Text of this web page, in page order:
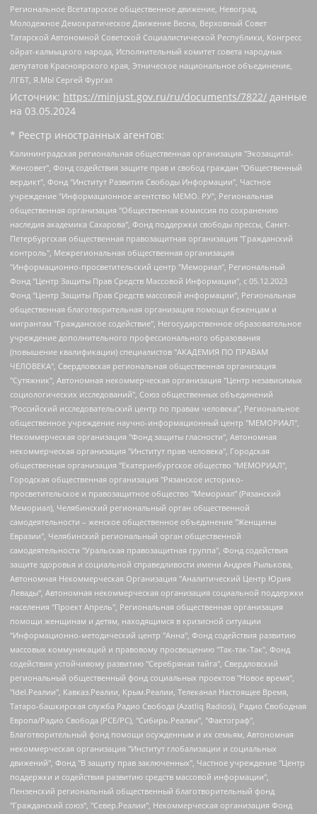
Региональное Всетатарское общественное движение, Невоград,
Молодежное Демократическое Движение Весна, Верховный Совет
Татарской Автономной Советской Социалистической Республики, Конгресс
ойрат-калмыцкого народа, Исполнительный комитет совета народных
депутатов Красноярского края, Этническое национальное объединение,
ЛГБТ, Я.МЫ Сергей Фургал
Источник: https://minjust.gov.ru/ru/documents/7822/ данные
на 03.05.2024
* Реестр иностранных агентов:
Калининградская региональная общественная организация "Экозащита!-Женсовет", Фонд содействия защите прав и свобод граждан "Общественный вердикт", Фонд "Институт Развития Свободы Информации", Частное учреждение "Информационное агентство МЕМО. РУ", Региональная общественная организация "Общественная комиссия по сохранению наследия академика Сахарова", Фонд поддержки свободы прессы, Санкт-Петербургская общественная правозащитная организация "Гражданский контроль", Межрегиональная общественная организация "Информационно-просветительский центр "Мемориал", Региональный Фонд "Центр Защиты Прав Средств Массовой Информации", с 05.12.2023 Фонд "Центр Защиты Прав Средств массовой информации", Региональная общественная благотворительная организация помощи беженцам и мигрантам "Гражданское содействие", Негосударственное образовательное учреждение дополнительного профессионального образования (повышение квалификации) специалистов "АКАДЕМИЯ ПО ПРАВАМ ЧЕЛОВЕКА", Свердловская региональная общественная организация "Сутяжник", Автономная некоммерческая организация "Центр независимых социологических исследований", Союз общественных объединений "Российский исследовательский центр по правам человека", Региональное общественное учреждение научно-информационный центр "МЕМОРИАЛ", Некоммерческая организация "Фонд защиты гласности", Автономная некоммерческая организация "Институт прав человека", Городская общественная организация "Екатеринбургское общество "МЕМОРИАЛ", Городская общественная организация "Рязанское историко-просветительское и правозащитное общество "Мемориал" (Рязанский Мемориал), Челябинский региональный орган общественной самодеятельности – женское общественное объединение "Женщины Евразии", Челябинский региональный орган общественной самодеятельности "Уральская правозащитная группа", Фонд содействия защите здоровья и социальной справедливости имени Андрея Рылькова, Автономная Некоммерческая Организация "Аналитический Центр Юрия Левады", Автономная некоммерческая организация социальной поддержки населения "Проект Апрель", Региональная общественная организация помощи женщинам и детям, находящимся в кризисной ситуации "Информационно-методический центр "Анна", Фонд содействия развитию массовых коммуникаций и правовому просвещению "Так-так-Так", Фонд содействия устойчивому развитию "Серебряная тайга", Свердловский региональный общественный фонд социальных проектов "Новое время", "Idel.Реалии", Кавказ.Реалии, Крым.Реалии, Телеканал Настоящее Время, Татаро-башкирская служба Радио Свобода (Azatliq Radiosi), Радио Свободная Европа/Радио Свобода (PCE/PC), "Сибирь.Реалии", "Фактограф", Благотворительный фонд помощи осужденным и их семьям, Автономная некоммерческая организация "Институт глобализации и социальных движений", Фонд "В защиту прав заключенных", Частное учреждение "Центр поддержки и содействия развитию средств массовой информации", Пензенский региональный общественный благотворительный фонд "Гражданский союз", "Север.Реалии", Некоммерческая организация Фонд "Правовая инициатива", Общество с ограниченной ответственностью "Радио Свободная Европа/Радио Свобода", Чешское информационное агентство "MEDIUM-ORIENT", Красноярская региональная общественная организация "Мы против СПИДа", Камалягин Денис Николаевич, Маркелов Сергей Евгеньевич, Пономарев Лев Александрович, Савицкая Людмила Алексеевна, Автономная некоммерческая организация "Центр по работе с проблемой насилия "НАСИЛИЮ.НЕТ", Межрегиональный профессиональный союз работников здравоохранения "Альянс врачей", Юридическое лицо, зарегистрированное в Латвийской Республике, SIA "Medusa Project" (регистрационный номер 40103797863, дата регистрации 10.06.2014), Некоммерческая организация "Фонд по борьбе с коррупцией", Автономная некоммерческая организация "Институт права и публичной политики", Баданин Роман Сергеевич, Гликин Максим Александрович, Железнова Мария Михайловна, Лукьянова Юлия Сергеевна, Маетная Елизавета Витальевна, Маняхин Петр Борисович, Чуракова Ольга Владимировна, Ярош Юлия Петровна, Юридическое лицо "The Insider SIA", зарегистрированное в Риге, Латвийская Республика (дата регистрации 26.06.2015), являющееся администратором доменного имени интернет-издания "The Insider SIA", https://theins.ru, Постернак Алексей Евгеньевич, Рубин Михаил Аркадьевич, Анин Роман Александрович, Юридическое лицо Istories fonds, зарегистрированное в Латвийской Республике (регистрационный номер 50008295751, дата регистрации 24.02.2020), Великовский Дмитрий Александрович, Долинина Ирина Николаевна, Мароховская Алеся Алексеевна, Шлейнов Роман Юрьевич, Шмагун Олеся Валентиновна, Общество с ограниченной ответственностью "Альтаир 2021", Общество с ограниченной ответственностью "Вега 2021", Общество с ограниченной ответственностью "Главный редактор 2021", Общество с ограниченной ответственностью "Ромашки монолит", Важенков Артем Валерьевич, Ивановская областная общественная организация "Центр гендерных исследований", Гурман Юрий Альбертович, Медиапроект "ОВД-Инфо", Егоров Владимир Владимирович, Жилинский Владимир Александрович, Общество с ограниченной ответственностью "ЗП", Иванова София Юрьевна, Карезина Инна Павловна, Кильтау Екатерина Викторовна, Петров Алексей Викторович, Пискунов Сергей Евгеньевич, Смирнов Сергей Сергеевич, Тихонов Михаил Сергеевич, Общество с ограниченной ответственностью "ЖУРНАЛИСТ-ИНОСТРАННЫЙ АГЕНТ", Арапова Галина Юрьевна, Вольтская Татьяна Анатольевна, Американская компания "Mason G.E.S. Anonymous Foundation" (США), являющаяся владельцем интернет-издания https://mnews.world/, Компания "Stichting Bellingcat", зарегистрированная в Нидерландах (дата регистрации 11.07.2018), Захаров Андрей Вячеславович, Клепиковская Екатерина Дмитриевна, Общество с ограниченной ответственностью "МЕМО", Перл Роман Александрович, Симонов Евгений Алексеевич, Соловьева Елена Анатольевна, Сотников Даниил Владимирович, Сурначева Елизавета Дмитриевна, Автономная некоммерческая организация по защите прав человека и информированию населения "Якутия – Наше Мнение", Общество с ограниченной ответственностью "Москоу диджитал медиа", с 26.01.2023 Общество с ограниченной ответственностью "Чайка Белые сады", Ветошкина Валерия Валерьевна, Заговора Максим Александрович, Межрегиональное общественное движение "Российская ЛГБТ - сеть", Оленичев Максим Владимирович, Павлов Иван Юрьевич, Скворцова Елена Сергеевна, Общество с ограниченной ответственностью "Как бы инагент", Кочетков Игорь Викторович, Общество с ограниченной ответственностью "Честные выборы", Еланчик Олег Александрович, Общество с ограниченной ответственностью "Нобелевский призыв", Гималова Регина Эмилевна, Григорьев Андрей Валерьевич, Григорьева Алина Александровна, Ассоциация по содействию защите прав призывников, альтернативнослужащих и военнослужащих "Правозащитная группа "Гражданин.Армия.Право", Хисамова Регина Фаритовна, Автономная некоммерческая организация по реализации социально-правовых программ "Лилит", Дальневосточное общественное движение "Маяк", Санкт-Петербургская ЛГБТ-инициативная группа "Выход", Инициативная группа ЛГБТ+ "Реверс", Алексеев Андрей Викторович, Бекбулатова Таисия Львовна, Беляев Иван Михайлович, Владыкина Елена Сергеевна, Гельман Марат Александрович, Никульшина Вероника Юрьевна, Толоконникова Надежда Андреевна, Шендерович Виктор Анатольевич, Общество с ограниченной ответственностью "Данное сообщение", Общество с ограниченной ответственностью Издательский дом "Новая глава", Айнбиндер Александра Александровна, Московский комьюнити-центр для ЛГБТ+инициатив, Благотворительный фонд развития филантропии, Deutsche Welle (Германия, Kurt-Schumacher-Strasse 3, 53113 Bonn), Борзунова Мария Михайловна, Воробьев Виктор Викторович, Голубева Анна Львовна, Константинова Алла Михайловна, Малкова Ирина Владимировна, Мурадов Мурад Абдулгалимович, Осетинская Елизавета Николаевна, Понасенков Евгений Николаевич, Ганапольский Матвей Юрьевич, Киселев Евгений Алексеевич, Борухович Ирина Григорьевна, Дремин Иван Тимофеевич, Дубровский Дмитрий Викторович, Красноярская региональная общественная организация поддержки и развития альтернативных образовательных технологий и межкультурных коммуникаций "ИНТЕРРА", Маяковская Екатерина Алексеевна, Фейгин Марк Захарович, Филимонов Андрей Викторович, Дзугкоева Регина Николаевна, Доброхотов Роман Александрович, Дудь Юрий Александрович, Елкин Сергей Владимирович, Кругликов Кирилл Игоревич, Сабунаева Мария Леонидовна, Семенов Алексей Владимирович, Шаинян Карен Багратович, Шульман Екатерина Михайловна, Асафьев Артур Валерьевич, Вахштайн Виктор Семенович, Венедиктов Алексей Алексеевич, Лушникова Екатерина Евгеньевна, Волков Леонид Михайлович, Невзоров Александр Глебович, Пархоменко Сергей Борисович, Сироткин Ярослав Николаевич, Кара-Мурза Владимир Владимирович, Баранова Наталья Владимировна, Гозман Леонид Яковлевич, Кагарлицкий Борис Юльевич, Климарев Михаил Валерьевич, Милов Владимир Станиславович, Автономная некоммерческая организация Краснодарский центр современного искусства "Типография", Моргенштерн Алишер Тагирович, Соболь Любовь Эдуардовна, Общество с ограниченной ответственностью "ЛИЗА НОРМ", Каспаров Гарри Кимович, Ходорковский Михаил Борисович, Общество с ограниченной ответственностью "Апрельские тезисы", Данилович Ирина Брониславовна, Кашин Олег Владимирович, Петров Николай Владимирович, Пивоваров Алексей Владимирович, Соколов Михаил Владимирович, Цветкова Юлия Владимировна, Чичваркин Евгений Александрович, Комитет против пыток/Команда против пыток, Общество с ограниченной ответственностью "Первый научный", Общество с ограниченной ответственностью "Вертолет и ко", Белоцерковская Вероника Борисовна, Кац Максим Евгеньевич, Лазарева Татьяна Юрьевна, Шаведдинов Руслан Табризович, Яшин Илья Валерьевич, Общество с ограниченной ответственностью "Иноагент ААВ", Алешковский Дмитрий Петрович, Альбац Евгения Марковна, Быков Дмитрий Львович, Галямина Юлия Евгеньевна, Лойко Сергей Леонидович, Мартынов Кирилл Константинович, Медведев Сергей Александрович, Крашенинников Федор Геннадиевич, Гордеева Катерина Вл